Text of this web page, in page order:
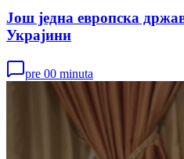
Још једна европска
Украјини
pre 00 minuta